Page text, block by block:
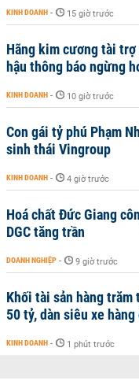
KINH DOANH - 15 giờ trước
Hãng kim cương tài
hậu thông báo ngừng
KINH DOANH - 10 giờ trước
Con gái tỷ phú Phạm
sinh thái Vingroup
KINH DOANH - 4 giờ trước
Hoá chất Đức Giang
DGC tăng trần
DOANH NGHIỆP - 9 giờ trước
Khối tài sản hàng trăm
50 tỷ, dàn siêu xe
KINH DOANH - 1 phút trước